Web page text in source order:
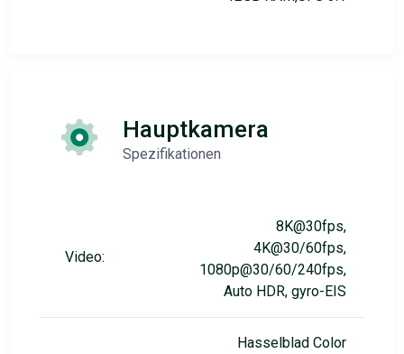
Hauptkamera
Spezifikationen
Video:
8K@30fps,
4K@30/60fps,
1080p@30/60/240fps,
Auto HDR, gyro-EIS
Hasselblad Color